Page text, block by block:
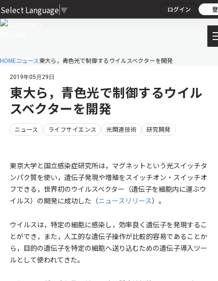
Select Language ▼ ログイン
HOMEニュース東大ら，青色光で制御するウイルスベクターを開発
2019年05月29日
東大ら，青色光で制御するウイル
スベクターを開発
ニュース ライフサイエンス 光関連技術 研究開発
東京大学と国立感染症研究所は，マグネットという光スイッチタ
ンパク質を使い，遺伝子発現や増殖をスイッチオン・スイッチオ
フできる，世界初のウイルスベクター（遺伝子を細胞内に運ぶウ
イルス）の開発に成功した（ニュースリリース）。
ウイルスは，特定の細胞に感染し，効率良く遺伝子を発現するこ
とができ，また，人工的な遺伝子操作が比較的容易であることか
ら，目的の遺伝子を特定の細胞へ送り込むための遺伝子導入ツー
ルとして使われてきた。